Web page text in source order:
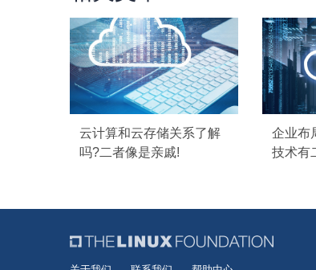
云计算和云存储关系了解
吗?二者像是亲戚!
企业布
技术有